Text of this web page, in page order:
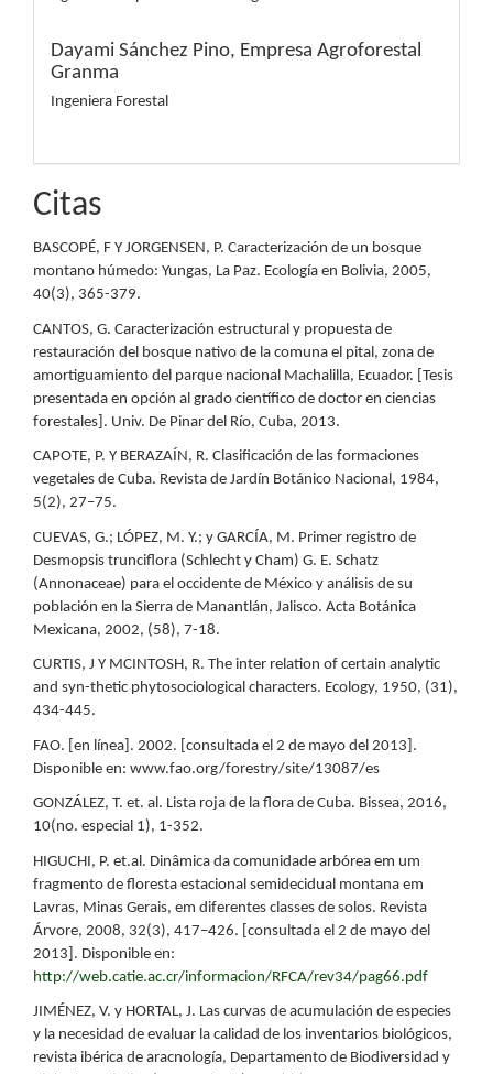
Dayami Sánchez Pino, Empresa Agroforestal
Granma
Ingeniera Forestal
Citas
BASCOPÉ, F Y JORGENSEN, P. Caracterización de un bosque
montano húmedo: Yungas, La Paz. Ecología en Bolivia, 2005,
40(3), 365-379.
CANTOS, G. Caracterización estructural y propuesta de
restauración del bosque nativo de la comuna el pital, zona de
amortiguamiento del parque nacional Machalilla, Ecuador. [Tesis
presentada en opción al grado científico de doctor en ciencias
forestales]. Univ. De Pinar del Río, Cuba, 2013.
CAPOTE, P. Y BERAZAÍN, R. Clasificación de las formaciones
vegetales de Cuba. Revista de Jardín Botánico Nacional, 1984,
5(2), 27–75.
CUEVAS, G.; LÓPEZ, M. Y.; y GARCÍA, M. Primer registro de
Desmopsis trunciflora (Schlecht y Cham) G. E. Schatz
(Annonaceae) para el occidente de México y análisis de su
población en la Sierra de Manantlán, Jalisco. Acta Botánica
Mexicana, 2002, (58), 7-18.
CURTIS, J Y MCINTOSH, R. The inter relation of certain analytic
and syn-thetic phytosociological characters. Ecology, 1950, (31),
434-445.
FAO. [en línea]. 2002. [consultada el 2 de mayo del 2013].
Disponible en: www.fao.org/forestry/site/13087/es
GONZÁLEZ, T. et. al. Lista roja de la flora de Cuba. Bissea, 2016,
10(no. especial 1), 1-352.
HIGUCHI, P. et.al. Dinâmica da comunidade arbórea em um
fragmento de floresta estacional semidecidual montana em
Lavras, Minas Gerais, em diferentes classes de solos. Revista
Árvore, 2008, 32(3), 417–426. [consultada el 2 de mayo del
2013]. Disponible en:
http://web.catie.ac.cr/informacion/RFCA/rev34/pag66.pdf
JIMÉNEZ, V. y HORTAL, J. Las curvas de acumulación de especies
y la necesidad de evaluar la calidad de los inventarios biológicos,
revista ibérica de aracnología, Departamento de Biodiversidad y